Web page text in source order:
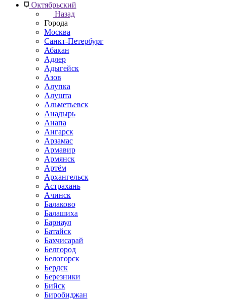
Октябрьский
Назад
Города
Москва
Санкт-Петербург
Абакан
Адлер
Адыгейск
Азов
Алупка
Алушта
Альметьевск
Анадырь
Анапа
Ангарск
Арзамас
Армавир
Армянск
Артём
Архангельск
Астрахань
Ачинск
Балаково
Балашиха
Барнаул
Батайск
Бахчисарай
Белгород
Белогорск
Бердск
Березники
Бийск
Биробиджан